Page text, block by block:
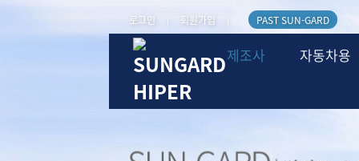
로그인 회원가입 PAST SUN-GARD
제조사 자동차용